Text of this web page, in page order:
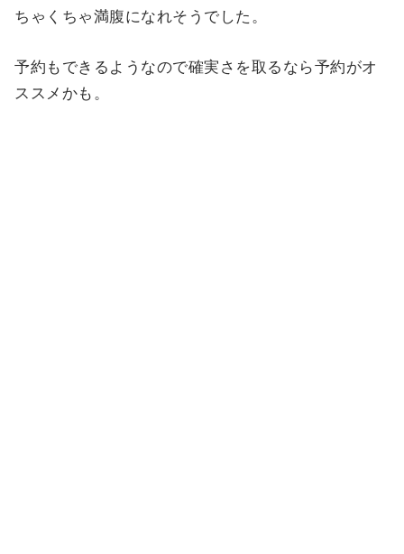
ちゃくちゃ満腹になれそうでした。
予約もできるようなので確実さを取るなら予約がオ
ススメかも。